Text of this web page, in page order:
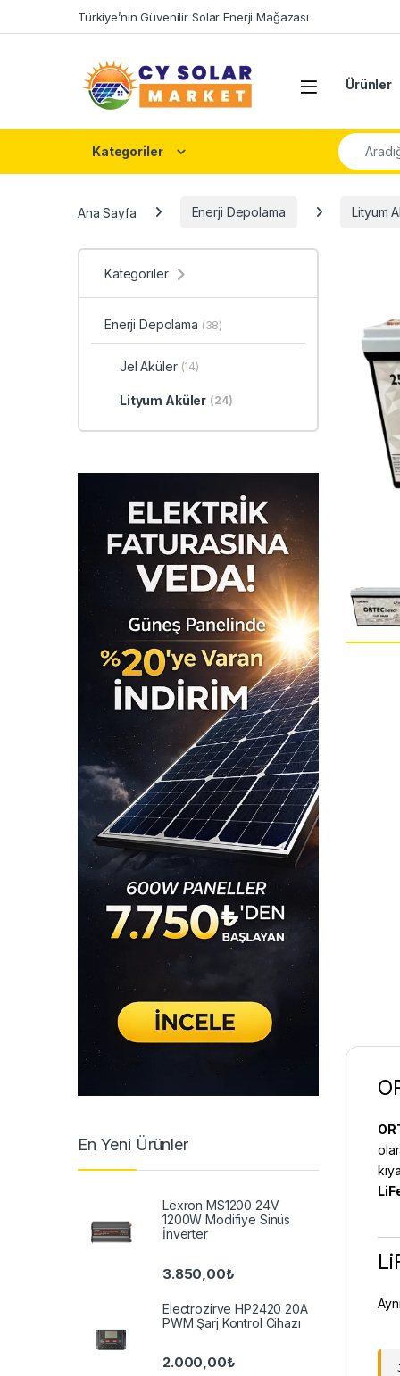
Türkiye’nin Güvenilir Solar Enerji Mağazası
Open Ürünler
Kategoriler
Şunu ara:
Ana Sayfa Enerji Depolama Lityum
Kategoriler
Enerji Depolama (38)
Jel Aküler (14)
Lityum Aküler (24)
En Yeni Ürünler
Lexron MS1200 24V
1200W Modifiye Sinüs
İnverter
3.850,00₺
Electrozirve HP2420 20A
PWM Şarj Kontrol Cihazı
2.000,00₺